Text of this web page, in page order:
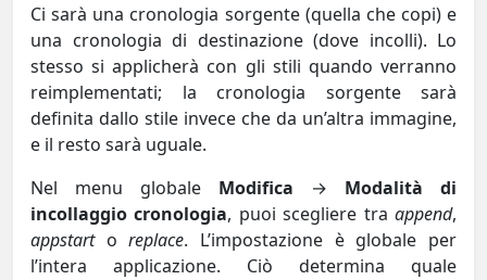
Ci sarà una cronologia sorgente (quella che copi) e
una cronologia di destinazione (dove incolli). Lo
stesso si applicherà con gli stili quando verranno
reimplementati; la cronologia sorgente sarà
definita dallo stile invece che da un’altra immagine,
e il resto sarà uguale.
Nel menu globale Modifica → Modalità di
incollaggio cronologia, puoi scegliere traappend,
appstartoreplace. L’impostazione è globale per
l’intera applicazione. Ciò determina quale